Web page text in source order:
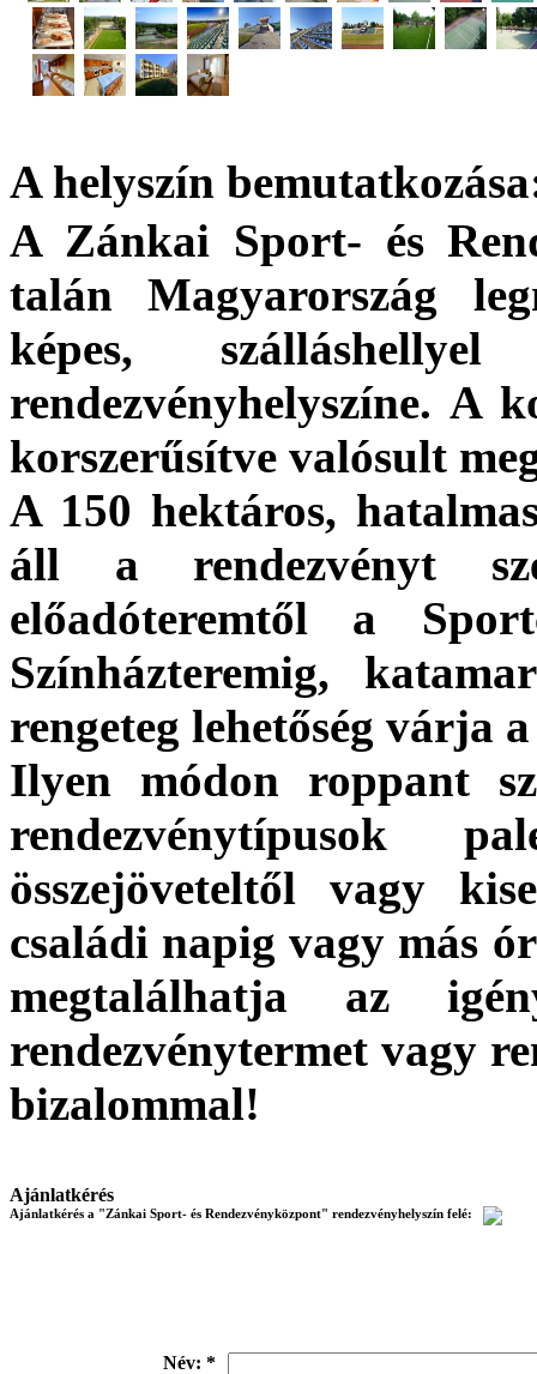
A helyszín
A Zánkai Sport- és
talán Magyarország
képes,
rendezvényhelyszíne. A
korszerűsítve valósult
A 150 hektáros,
áll a rendezvényt
előadóteremtől a
Színházteremig,
rengeteg lehetőség várja
Ilyen módon roppant
rendezvénytípusok
összejöveteltől vagy
családi napig vagy más
megtalálhatja az
rendezvénytermet vagy
bizalommal!
Ajánlatkérés
Ajánlatkérés a "Zánkai Sport- és Rendezvényközpont" rendezvényhelyszín felé:
Név: *